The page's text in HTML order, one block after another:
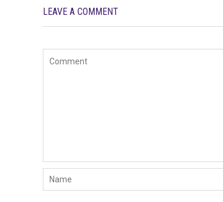
LEAVE A COMMENT